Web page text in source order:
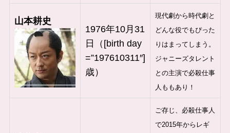
山本耕史
1976年10月31
日（[birth day
=”197610311″]
歳）
現代劇から時代劇と
どんな役でもぴった
りはまってしまう。
ジャニーズタレント
との主演で必殺仕事
人ももあり！
ご存じ、必殺仕事人
で2015年からレギ